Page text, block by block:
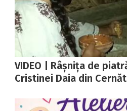
VIDEO | Râșnița de
Cristinei Daia din